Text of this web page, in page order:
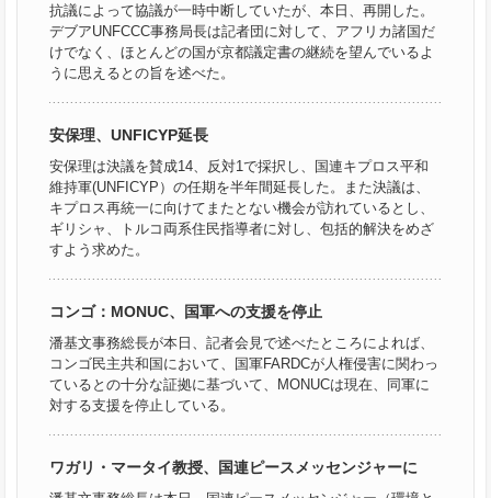
抗議によって協議が一時中断していたが、本日、再開した。
デブアUNFCCC事務局長は記者団に対して、アフリカ諸国だ
けでなく、ほとんどの国が京都議定書の継続を望んでいるよ
うに思えるとの旨を述べた。
安保理、UNFICYP延長
安保理は決議を賛成14、反対1で採択し、国連キプロス平和
維持軍(UNFICYP）の任期を半年間延長した。また決議は、
キプロス再統一に向けてまたとない機会が訪れているとし、
ギリシャ、トルコ両系住民指導者に対し、包括的解決をめざ
すよう求めた。
コンゴ：MONUC、国軍への支援を停止
潘基文事務総長が本日、記者会見で述べたところによれば、
コンゴ民主共和国において、国軍FARDCが人権侵害に関わっ
ているとの十分な証拠に基づいて、MONUCは現在、同軍に
対する支援を停止している。
ワガリ・マータイ教授、国連ピースメッセンジャーに